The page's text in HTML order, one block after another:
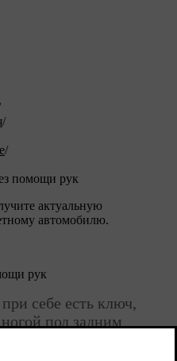
/
/
помощи рук
актуальную
автомобилю.
рук
себе есть ключ,
под задним